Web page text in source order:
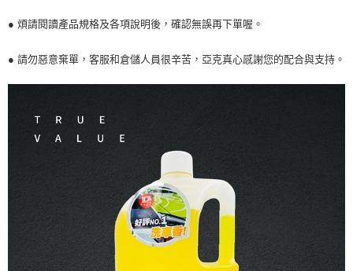
● 煩請閱讀產品規格及各項說明後，確認無誤再下單喔。
● 請勿惡意棄單，客服和倉儲人員很辛苦，亞克真心感謝您的配合與支持。